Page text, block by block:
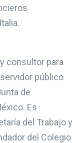
consultor para
público
de
Es
del Trabajo y
del Colegio